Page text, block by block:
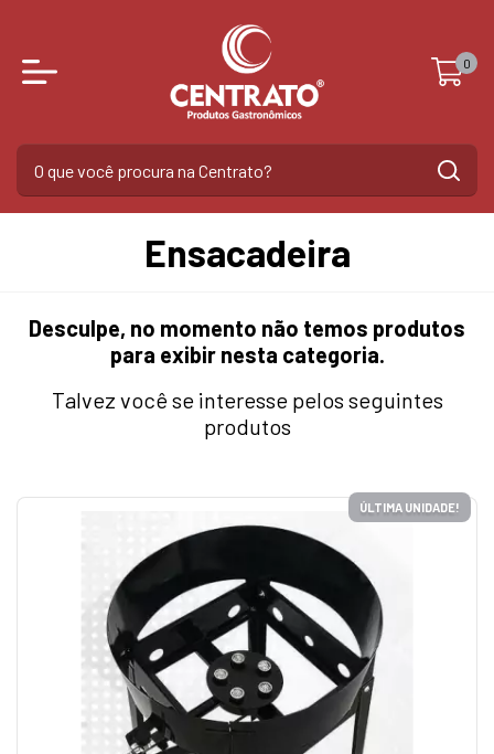
0
Ensacadeira
Desculpe, no momento não temos produtos
para exibir nesta categoria.
Talvez você se interesse pelos seguintes
produtos
ÚLTIMA UNIDADE!